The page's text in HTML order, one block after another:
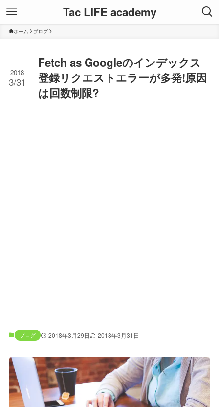
Tac LIFE academy
ホーム ブログ
Fetch as Googleのインデックス
登録リクエストエラーが多発!原因
は回数制限?
2018
3/31
ブログ 2018年3月29日 2018年3月31日